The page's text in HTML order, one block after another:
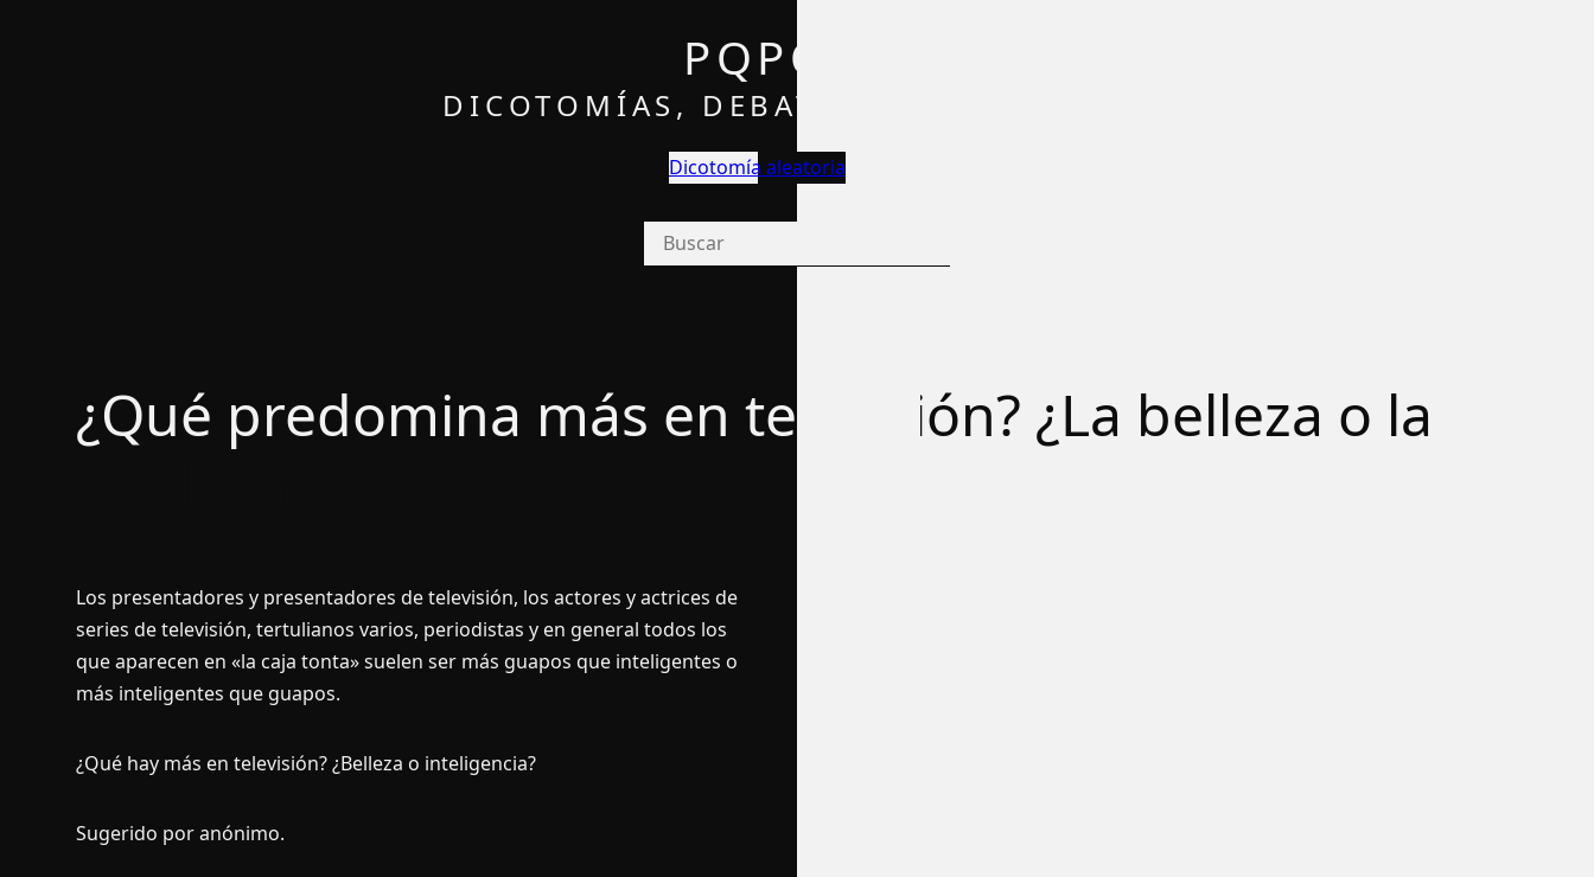
PQPQ
DICOTOMÍAS, DEBATES Y OPINIÓN
Dicotomía aleatoria
¿Qué predomina más en televisión? ¿La belleza o la
Los presentadores y presentadores de televisión, los actores y actrices de
series de televisión, tertulianos varios, periodistas y en general todos los
que aparecen en «la caja tonta» suelen ser más guapos que inteligentes o
más inteligentes que guapos.
¿Qué hay más en televisión? ¿Belleza o inteligencia?
Sugerido por anónimo.